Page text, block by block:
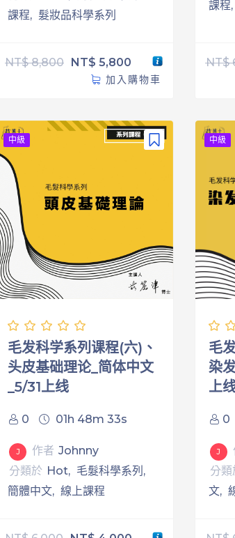
課程
髮妝品科學系列
NT$8,800 NT$ 5,800
加入購物車
課程
NT$
中級
毛发科学系列课程(六)、
头皮基础理论_简体中文
_5/31上线
0 01h 48m 33s
J 作者 Johnny
分類於 Hot
毛髮科學系列
簡體中文
線上課程
中級
毛
染
上
0
J
分類
文